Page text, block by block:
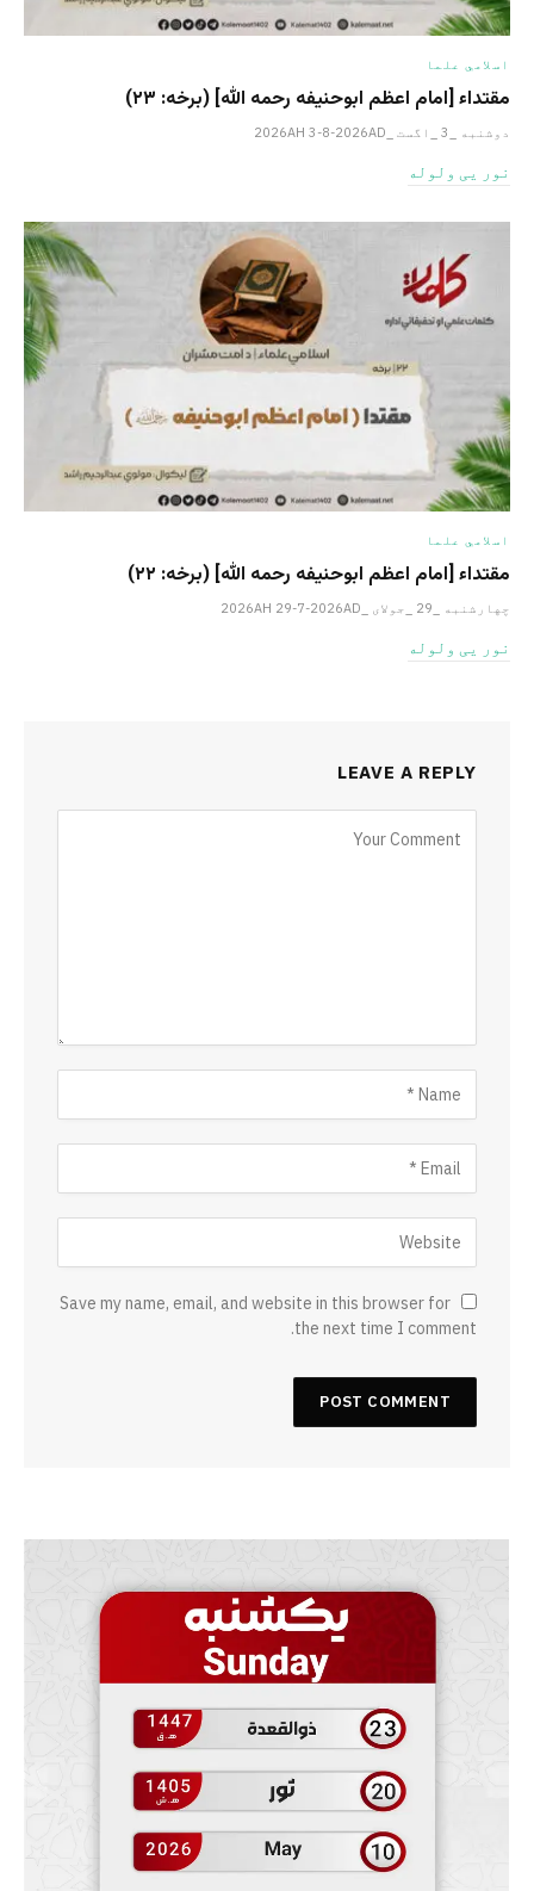
اسلامي علما
مقتداء [امام اعظم ابوحنیفه رحمه الله‎] (برخه: ۲۳)
دوشنبه _3 _اگست _2026AH 3-8-2026AD
نور یی ولوله
اسلامي علما
مقتداء [امام اعظم ابوحنیفه رحمه الله‎] (برخه: ۲۲)
چهارشنبه _29 _جولای _2026AH 29-7-2026AD
نور یی ولوله
LEAVE A REPLY
Save my name, email, and website in this browser for
the next time I comment.